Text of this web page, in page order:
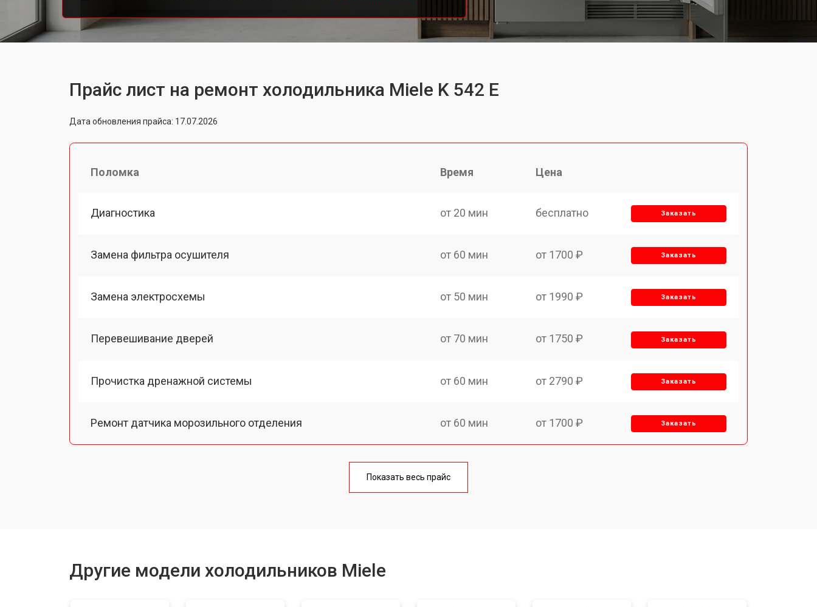
Прайс лист на ремонт холодильника Miele K 542 E
Дата обновления прайса: 17.07.2026
Поломка Время Цена
Диагностика от 20 мин бесплатно Заказать
Замена фильтра осушителя от 60 мин от 1700 ₽ Заказать
Замена электросхемы от 50 мин от 1990 ₽ Заказать
Перевешивание дверей от 70 мин от 1750 ₽ Заказать
Прочистка дренажной системы от 60 мин от 2790 ₽ Заказать
Ремонт датчика морозильного отделения от 60 мин от 1700 ₽ Заказать
от 50 мин
Показать весь прайс
Другие модели холодильников Miele